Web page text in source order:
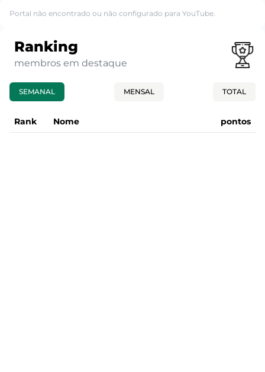
Portal não encontrado ou não configurado para YouTube.
Ranking
membros em destaque
SEMANAL MENSAL TOTAL
Rank Nome pontos